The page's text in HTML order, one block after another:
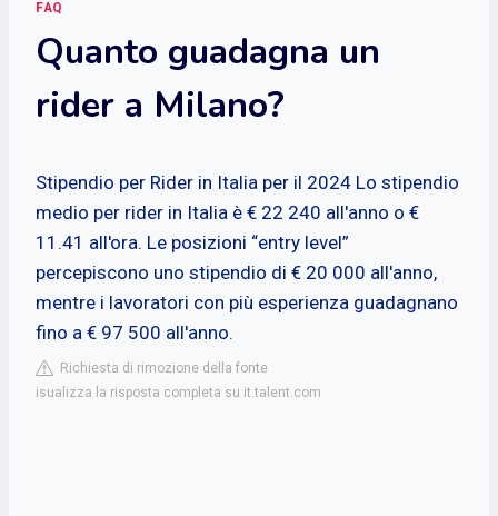
FAQ
Quanto guadagna un
rider a Milano?
Stipendio per Rider in Italia per il 2024 Lo stipendio
medio per rider in Italia è € 22 240 all'anno o €
11.41 all'ora. Le posizioni “entry level”
percepiscono uno stipendio di € 20 000 all'anno,
mentre i lavoratori con più esperienza guadagnano
fino a € 97 500 all'anno.
Richiesta di rimozione della fonte
isualizza la risposta completa su it.talent.com